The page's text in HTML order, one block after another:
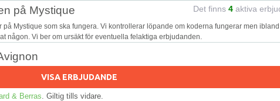
på Mystique Det finns 4 aktiva
Mystique som ska fungera. Vi kontrollerar löpande om koderna fungerar men
någon. Vi ber om ursäkt för eventuella felaktiga erbjudanden.
VISA ERBJUDANDE
& Berras . Giltig tills vidare.